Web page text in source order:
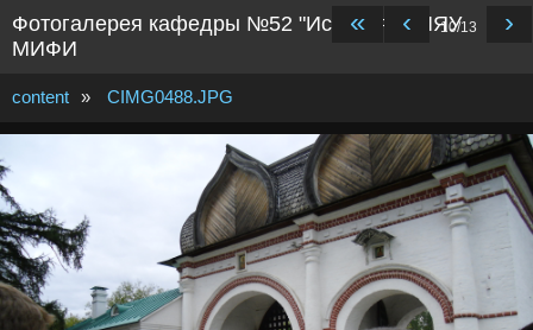
Фотогалерея кафедры №52 "История" НИЯУ
МИФИ
content » CIMG0488.JPG
« ‹ 10/13 ›